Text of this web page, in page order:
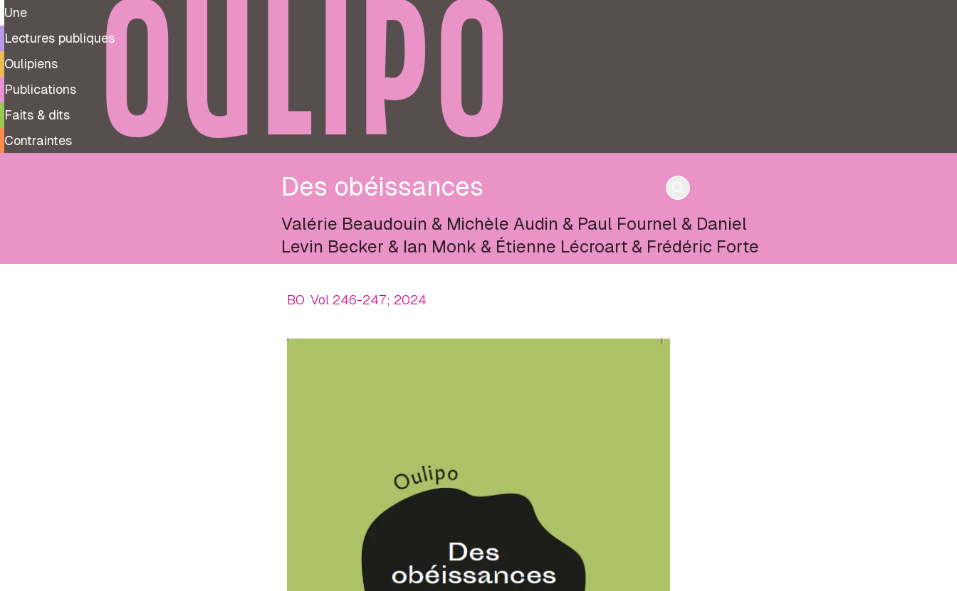
Une
Lectures publiques
Oulipiens
Publications
Faits & dits
Contraintes
OULIPO
Des obéissances
Valérie Beaudouin & Michèle Audin & Paul Fournel & Daniel
Levin Becker & Ian Monk & Étienne Lécroart& Frédéric Forte
BO Vol 246-247; 2024